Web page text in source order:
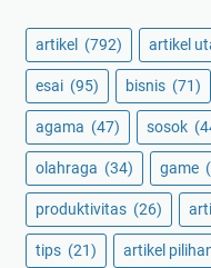
artikel (792) artikel
esai (95) bisnis (71)
agama (47) sosok
olahraga (34) game
produktivitas (26)
tips (21) artikel